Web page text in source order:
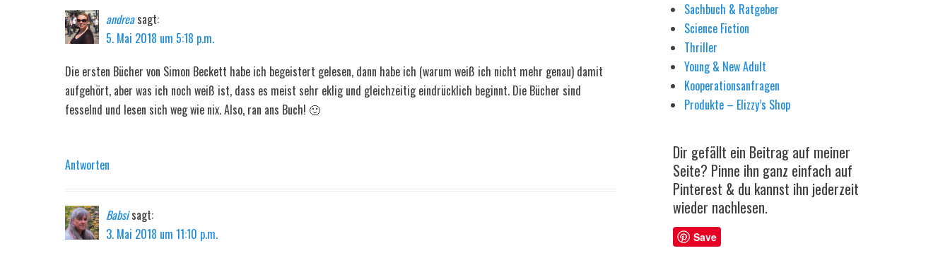
andrea sagt:
5. Mai 2018 um 5:18 p.m.
Die ersten Bücher von Simon Beckett habe ich begeistert gelesen, dann habe ich (warum weiß ich nicht mehr genau) damit
aufgehört, aber was ich noch weiß ist, dass es meist sehr eklig und gleichzeitig eindrücklich beginnt. Die Bücher sind
fesselnd und lesen sich weg wie nix. Also, ran ans Buch! 🙂
Antworten
Babsi sagt:
3. Mai 2018 um 11:10 p.m.
Sachbuch & Ratgeber
Science Fiction
Thriller
Young & New Adult
Kooperationsanfragen
Produkte – Elizzy’s Shop
Dir gefällt ein Beitrag auf meiner
Seite? Pinne ihn ganz einfach auf
Pinterest & du kannst ihn jederzeit
wieder nachlesen.
Save